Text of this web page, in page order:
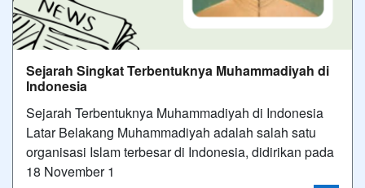
Sejarah Singkat Terbentuknya Muhammadiyah di
Indonesia
Sejarah Terbentuknya Muhammadiyah di Indonesia
Latar Belakang Muhammadiyah adalah salah satu
organisasi Islam terbesar di Indonesia, didirikan pada
18 November 1